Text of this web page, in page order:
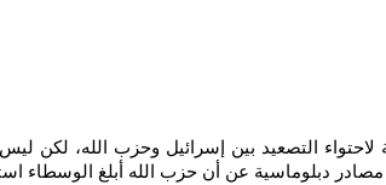
لاحتواء التصعيد بين إسرائيل وحزب الله،
دبلوماسية عن أن حزب الله أبلغ الوسطاء